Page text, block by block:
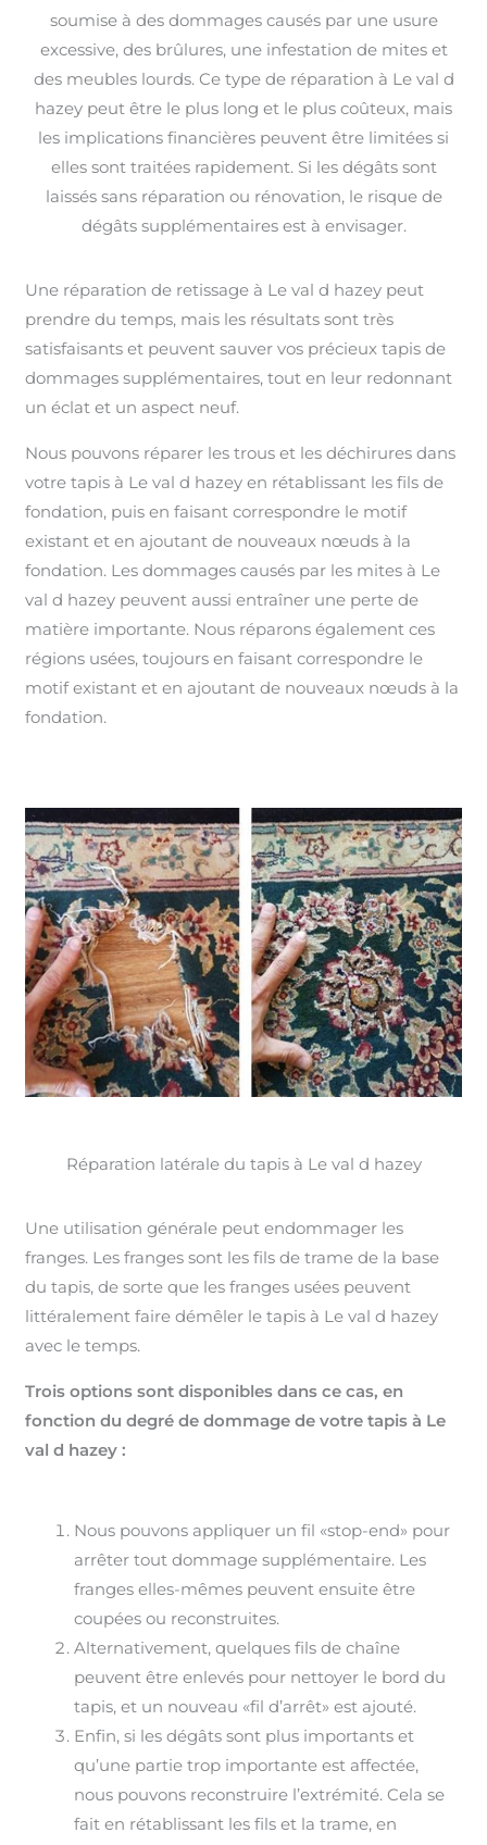
soumise à des dommages causés par une usure
excessive, des brûlures, une infestation de mites et
des meubles lourds. Ce type de réparation à Le val d
hazey peut être le plus long et le plus coûteux, mais
les implications financières peuvent être limitées si
elles sont traitées rapidement. Si les dégâts sont
laissés sans réparation ou rénovation, le risque de
dégâts supplémentaires est à envisager.
Une réparation de retissage à Le val d hazey peut
prendre du temps, mais les résultats sont très
satisfaisants et peuvent sauver vos précieux tapis de
dommages supplémentaires, tout en leur redonnant
un éclat et un aspect neuf.
Nous pouvons réparer les trous et les déchirures dans
votre tapis à Le val d hazey en rétablissant les fils de
fondation, puis en faisant correspondre le motif
existant et en ajoutant de nouveaux nœuds à la
fondation. Les dommages causés par les mites à Le
val d hazey peuvent aussi entraîner une perte de
matière importante. Nous réparons également ces
régions usées, toujours en faisant correspondre le
motif existant et en ajoutant de nouveaux nœuds à la
fondation.
Réparation latérale du tapis à Le val d hazey
Une utilisation générale peut endommager les
franges. Les franges sont les fils de trame de la base
du tapis, de sorte que les franges usées peuvent
littéralement faire démêler le tapis à Le val d hazey
avec le temps.
Trois options sont disponibles dans ce cas, en
fonction du degré de dommage de votre tapis à Le
val d hazey :
Nous pouvons appliquer un fil «stop-end» pour
arrêter tout dommage supplémentaire. Les
franges elles-mêmes peuvent ensuite être
coupées ou reconstruites.
Alternativement, quelques fils de chaîne
peuvent être enlevés pour nettoyer le bord du
tapis, et un nouveau «fil d’arrêt» est ajouté.
Enfin, si les dégâts sont plus importants et
qu’une partie trop importante est affectée,
nous pouvons reconstruire l’extrémité. Cela se
fait en rétablissant les fils et la trame, en